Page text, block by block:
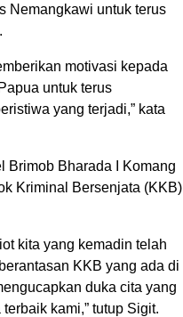
Nemangkawi untuk terus
motivasi kepada
untuk terus
yang terjadi,” kata
Brimob Bharada I Komang
Kriminal Bersenjata (KKB)
kita yang kemadin telah
KKB yang ada di
duka cita yang
kami,” tutup Sigit.